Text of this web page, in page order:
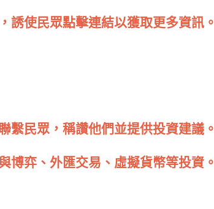
誘使民眾點擊連結以獲取更多資訊。
繫民眾，稱讚他們並提供投資建議。
博弈、外匯交易、虛擬貨幣等投資。